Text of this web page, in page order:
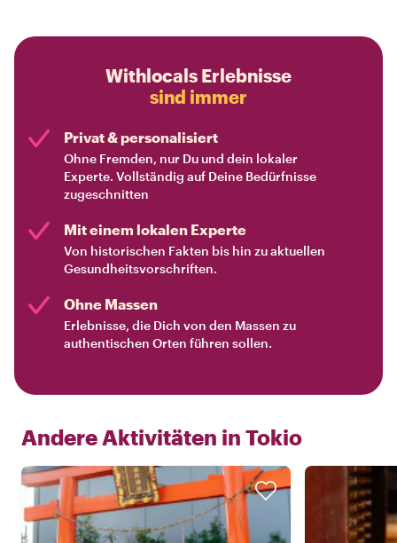
Withlocals Erlebnisse
sind immer
Privat & personalisiert
Ohne Fremden, nur Du und dein lokaler
Experte. Vollständig auf Deine Bedürfnisse
zugeschnitten
Mit einem lokalen Experte
Von historischen Fakten bis hin zu aktuellen
Gesundheitsvorschriften.
Ohne Massen
Erlebnisse, die Dich von den Massen zu
authentischen Orten führen sollen.
Andere Aktivitäten in Tokio